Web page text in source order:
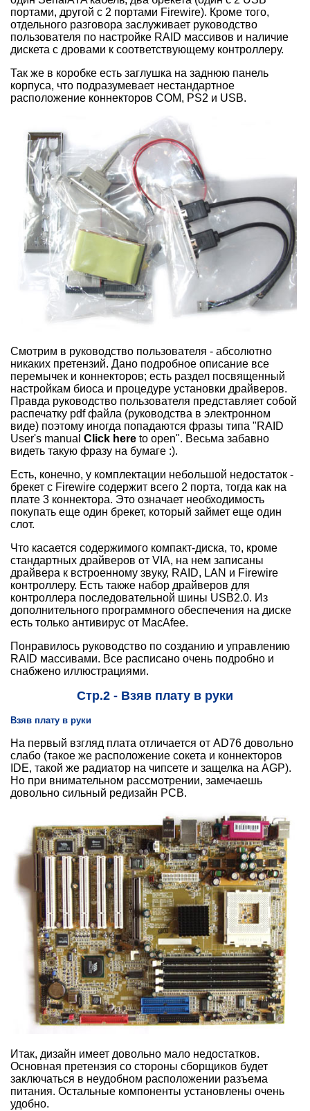
портами, другой с 2 портами Firewire). Кроме того,
отдельного разговора заслуживает руководство
пользователя по настройке RAID массивов и наличие
дискета с дровами к соответствующему контроллеру.
Так же в коробке есть заглушка на заднюю панель
корпуса, что подразумевает нестандартное
расположение коннекторов COM, PS2 и USB.
Смотрим в руководство пользователя - абсолютно
никаких претензий. Дано подробное описание все
перемычек и коннекторов; есть раздел посвященный
настройкам биоса и процедуре установки драйверов.
Правда руководство пользователя представляет собой
распечатку pdf файла (руководства в электронном
виде) поэтому иногда попадаются фразы типа "RAID
User's manual Click here to open". Весьма забавно
видеть такую фразу на бумаге :).
Есть, конечно, у комплектации небольшой недостаток -
брекет с Firewire содержит всего 2 порта, тогда как на
плате 3 коннектора. Это означает необходимость
покупать еще один брекет, который займет еще один
слот.
Что касается содержимого компакт-диска, то, кроме
стандартных драйверов от VIA, на нем записаны
драйвера к встроенному звуку, RAID, LAN и Firewire
контроллеру. Есть также набор драйверов для
контроллера последовательной шины USB2.0. Из
дополнительного программного обеспечения на диске
есть только антивирус от MacAfee.
Понравилось руководство по созданию и управлению
RAID массивами. Все расписано очень подробно и
снабжено иллюстрациями.
Стр.2 - Взяв плату в руки
Взяв плату в руки
На первый взгляд плата отличается от AD76 довольно
слабо (такое же расположение сокета и коннекторов
IDE, такой же радиатор на чипсете и защелка на AGP).
Но при внимательном рассмотрении, замечаешь
довольно сильный редизайн PCB.
Итак, дизайн имеет довольно мало недостатков.
Основная претензия со стороны сборщиков будет
заключаться в неудобном расположении разъема
питания. Остальные компоненты установлены очень
удобно.